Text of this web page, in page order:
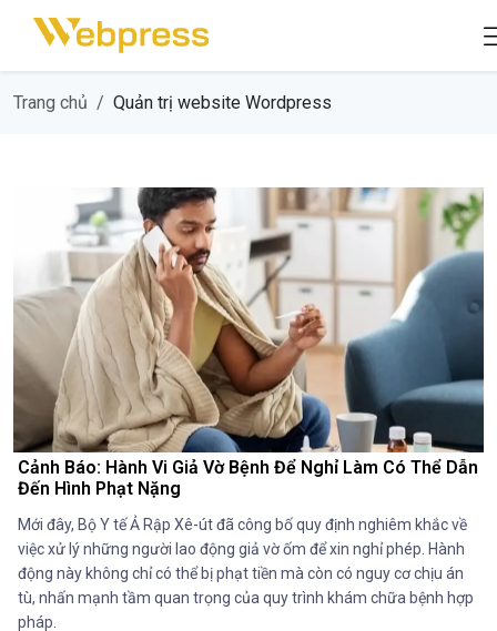
Trang chủ Quản trị website Wordpress
Cảnh Báo: Hành Vi Giả Vờ Bệnh Để Nghỉ Làm Có Thể Dẫn
Đến Hình Phạt Nặng
Mới đây, Bộ Y tế Ả Rập Xê-út đã công bố quy định nghiêm khắc về
việc xử lý những người lao động giả vờ ốm để xin nghỉ phép. Hành
động này không chỉ có thể bị phạt tiền mà còn có nguy cơ chịu án
tù, nhấn mạnh tầm quan trọng của quy trình khám chữa bệnh hợp
pháp.